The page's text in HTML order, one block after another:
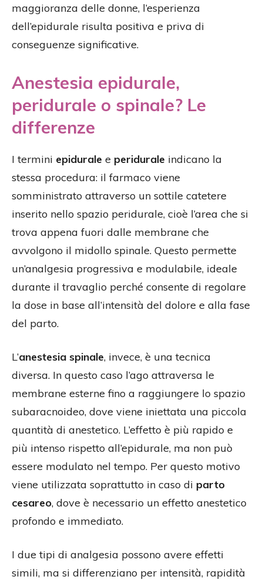
maggioranza delle donne, l’esperienza
dell’epidurale risulta positiva e priva di
conseguenze significative.
Anestesia epidurale,
peridurale o spinale? Le
differenze
I termini epidurale e peridurale indicano la
stessa procedura: il farmaco viene
somministrato attraverso un sottile catetere
inserito nello spazio peridurale, cioè l’area che si
trova appena fuori dalle membrane che
avvolgono il midollo spinale. Questo permette
un’analgesia progressiva e modulabile, ideale
durante il travaglio perché consente di regolare
la dose in base all’intensità del dolore e alla fase
del parto.
L’anestesia spinale, invece, è una tecnica
diversa. In questo caso l’ago attraversa le
membrane esterne fino a raggiungere lo spazio
subaracnoideo, dove viene iniettata una piccola
quantità di anestetico. L’effetto è più rapido e
più intenso rispetto all’epidurale, ma non può
essere modulato nel tempo. Per questo motivo
viene utilizzata soprattutto in caso di parto
cesareo, dove è necessario un effetto anestetico
profondo e immediato.
I due tipi di analgesia possono avere effetti
simili, ma si differenziano per intensità, rapidità